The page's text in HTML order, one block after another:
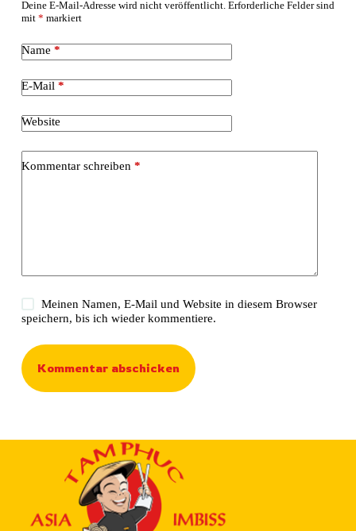
Deine E-Mail-Adresse wird nicht veröffentlicht. Erforderliche Felder sind
mit * markiert
Name *
E-Mail *
Website
Kommentar schreiben *
Meinen Namen, E-Mail und Website in diesem Browser
speichern, bis ich wieder kommentiere.
Kommentar abschicken